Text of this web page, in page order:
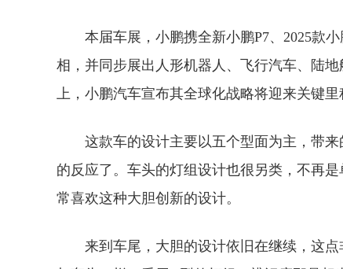
本届车展，小鹏携全新小鹏P7、2025款
相，并同步展出人形机器人、飞行汽车、陆
上，小鹏汽车宣布其全球化战略将迎来关键里
这款车的设计主要以五个型面为主，带
的反应了。车头的灯组设计也很另类，不再
常喜欢这种大胆创新的设计。
来到车尾，大胆的设计依旧在继续，这